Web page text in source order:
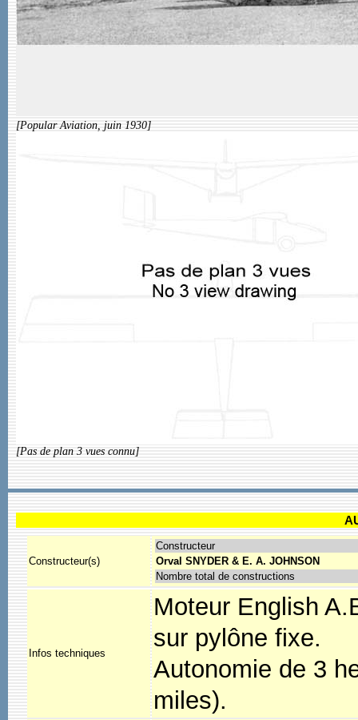
[Popular Aviation, juin 1930]
[Pas de plan 3 vues connu]
Constructeur(s)
Constructeur
Orval SNYDER & E. A. JOHNSON
Nombre total de constructions
Infos techniques
Moteur English
sur pylône fixe.
Autonomie de 3
miles).